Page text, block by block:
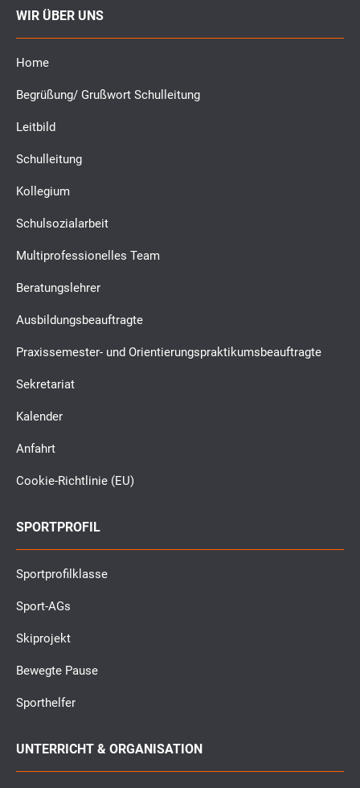
WIR ÜBER UNS
Home
Begrüßung/ Grußwort Schulleitung
Leitbild
Schulleitung
Kollegium
Schulsozialarbeit
Multiprofessionelles Team
Beratungslehrer
Ausbildungsbeauftragte
Praxissemester- und Orientierungspraktikumsbeauftragte
Sekretariat
Kalender
Anfahrt
Cookie-Richtlinie (EU)
SPORTPROFIL
Sportprofilklasse
Sport-AGs
Skiprojekt
Bewegte Pause
Sporthelfer
UNTERRICHT & ORGANISATION